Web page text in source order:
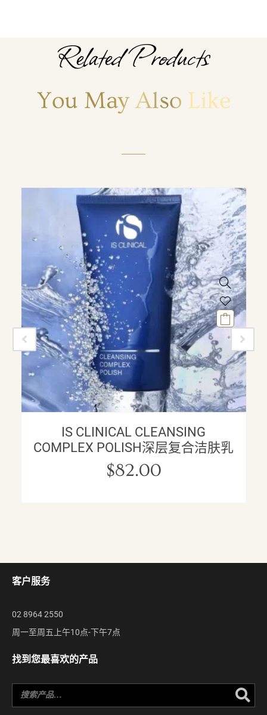
Related Products
You May Also Like
IS CLINICAL CLEANSING
COMPLEX POLISH深层复合洁肤乳
$82.00
客户服务
02 8964 2550
周一至周五上午10点-下午7点
找到您最喜欢的产品